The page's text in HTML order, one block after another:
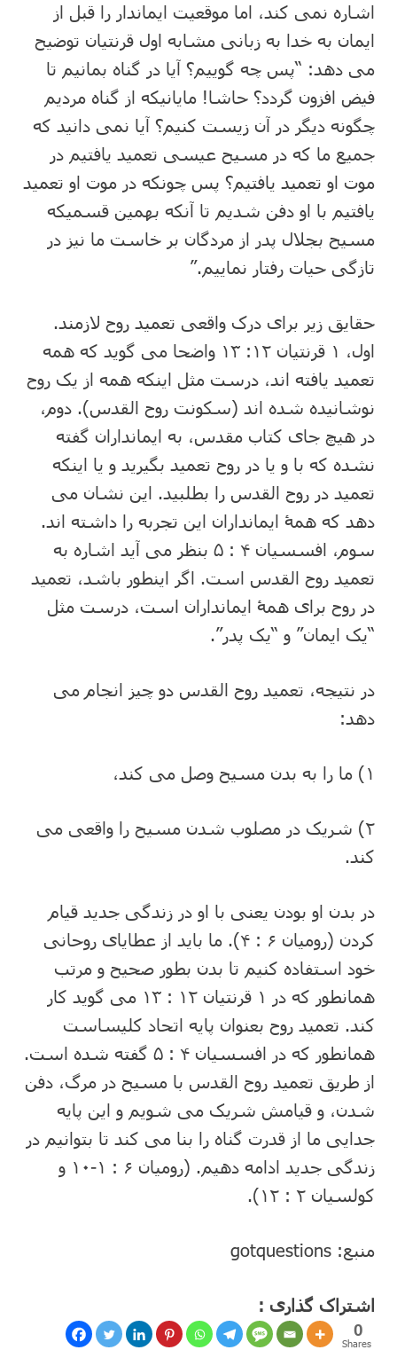
اشاره نمی کند، اما موقعیت ایماندار را قبل از
ایمان به خدا به زبانی مشابه اول قرنتیان توضیح
می دهد: “پس چه گوییم؟ آیا در گناه بمانیم تا
فیض افزون گردد؟ حاشا! مایانیکه از گناه مردیم
چگونه دیگر در آن زیست کنیم؟ آیا نمی دانید که
جمیع ما که در مسیح عیسی تعمید یافتیم در
موت او تعمید یافتیم؟ پس چونکه در موت او تعمید
یافتیم با او دفن شدیم تا آنکه بهمین قسمیکه
مسیح بجلال پدر از مردگان بر خاست ما نیز در
تازگی حیات رفتار نماییم.”
حقایق زیر برای درک واقعی تعمید روح لازمند.
اول، ۱ قرنتیان ۱۲: ۱۳ واضحا می گوید که همه
تعمید یافته اند، درست مثل اینکه همه از یک روح
نوشانیده شده اند (سکونت روح القدس). دوم،
در هیچ جای کتاب مقدس، به ایمانداران گفته
نشده که با و یا در روح تعمید بگیرید و یا اینکه
تعمید در روح القدس را بطلبید. این نشان می
دهد که همۀ ایمانداران این تجربه را داشته اند.
سوم، افسسیان ۴ : ۵ بنظر می آید اشاره به
تعمید روح القدس است. اگر اینطور باشد، تعمید
در روح برای همۀ ایمانداران است، درست مثل
“یک ایمان” و “یک پدر”.
در نتیجه، تعمید روح القدس دو چیز انجام می
دهد:
۱) ما را به بدن مسیح وصل می کند،
۲) شریک در مصلوب شدن مسیح را واقعی می
کند.
در بدن او بودن یعنی با او در زندگی جدید قیام
کردن (رومیان ۶ : ۴). ما باید از عطایای روحانی
خود استفاده کنیم تا بدن بطور صحیح و مرتب
همانطور که در ۱ قرنتیان ۱۲ : ۱۳ می گوید کار
کند. تعمید روح بعنوان پایه اتحاد کلیساست
همانطور که در افسسیان ۴ : ۵ گفته شده است.
از طریق تعمید روح القدس با مسیح در مرگ، دفن
شدن، و قیامش شریک می شویم و این پایه
جدایی ما از قدرت گناه را بنا می کند تا بتوانیم در
زندگی جدید ادامه دهیم. (رومیان ۶ : ۱-۱۰ و
کولسیان ۲ : ۱۲).
منبع: gotquestions
اشتراک گذاری :
0
Shares